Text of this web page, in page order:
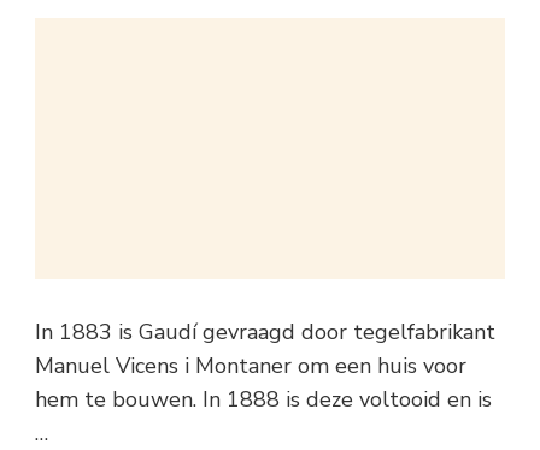
In 1883 is Gaudí gevraagd door tegelfabrikant
Manuel Vicens i Montaner om een huis voor
hem te bouwen. In 1888 is deze voltooid en is
…